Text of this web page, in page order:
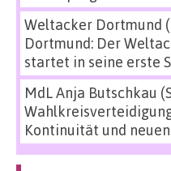
Weltacker Dortmund
Dortmund: Der
startet in seine erste
MdL Anja Butschkau
Kontinuität und